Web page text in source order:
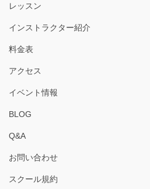
レッスン
インストラクター紹介
料金表
アクセス
イベント情報
BLOG
Q&A
お問い合わせ
スクール規約